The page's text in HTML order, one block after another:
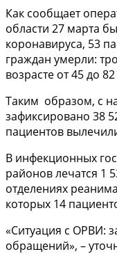
Как сообщает
области 27 марта
коронавируса, 53
граждан умерли:
возрасте от 45 до 82
Таким образом, с
зафиксировано 38
пациентов
В инфекционных
районов лечатся 1
отделениях
которых 14
«Ситуация с ОРВИ:
обращений», –